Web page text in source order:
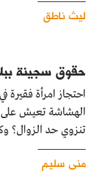
ليث ناطق
حقوق سجينة
احتجاز امرأة
الهشاشة تعيش
تنزوي حد الزوال؟
منى سليم